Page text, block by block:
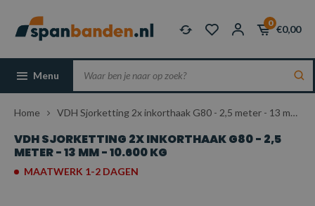
0
€0,00
Menu
Home VDH Sjorketting 2x inkorthaak G80 - 2,5 meter - 13 mm - 10.600 kg
VDH SJORKETTING 2X INKORTHAAK G80 - 2,5
METER - 13 MM - 10.600 KG
MAATWERK 1-2 DAGEN